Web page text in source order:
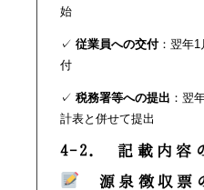
始
✓ 従業員への交付：翌年1
付
✓ 税務署等への提出 ：翌
計表と併せて提出
4-2. 記載内容
源泉徴収票